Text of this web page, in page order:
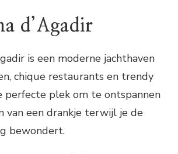
d’Agadir
is een moderne jachthaven
chique restaurants en trendy
perfecte plek om te ontspannen
van een drankje terwijl je de
bewondert.